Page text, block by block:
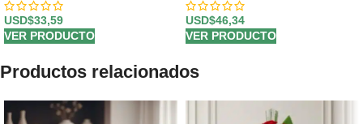
USD$33,59
VER PRODUCTO
USD$46,34
VER PRODUCTO
Productos relacionados